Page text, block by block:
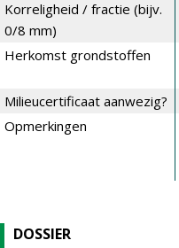
Korreligheid / fractie (bijv.
0/8 mm)
Herkomst grondstoffen
Milieucertificaat aanwezig?
Opmerkingen
DOSSIER